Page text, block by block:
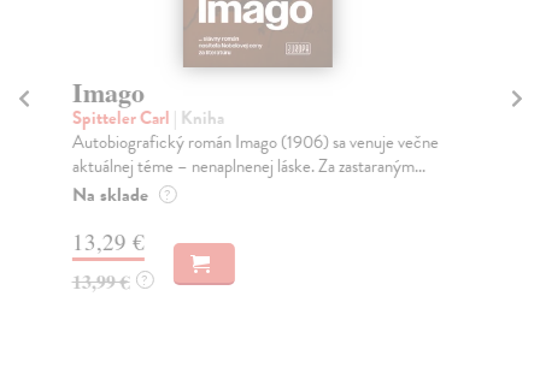
Imago
Spitteler Carl | Kniha
Autobiografický román Imago (1906) sa venuje večne
aktuálnej téme – nenaplnenej láske. Za zastaraným...
Na sklade ?
13,29 €
13,99 € ?